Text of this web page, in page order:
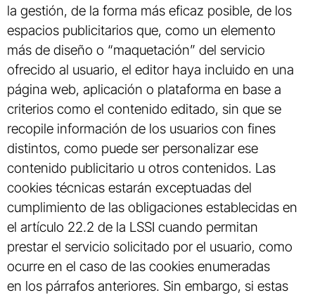
la gestión, de la forma más eficaz posible, de los
espacios publicitarios que, como un elemento
más de diseño o “maquetación” del servicio
ofrecido al usuario, el editor haya incluido en una
página web, aplicación o plataforma en base a
criterios como el contenido editado, sin que se
recopile información de los usuarios con fines
distintos, como puede ser personalizar ese
contenido publicitario u otros contenidos. Las
cookies técnicas estarán exceptuadas del
cumplimiento de las obligaciones establecidas en
el artículo 22.2 de la LSSI cuando permitan
prestar el servicio solicitado por el usuario, como
ocurre en el caso de las cookies enumeradas
en los párrafos anteriores. Sin embargo, si estas